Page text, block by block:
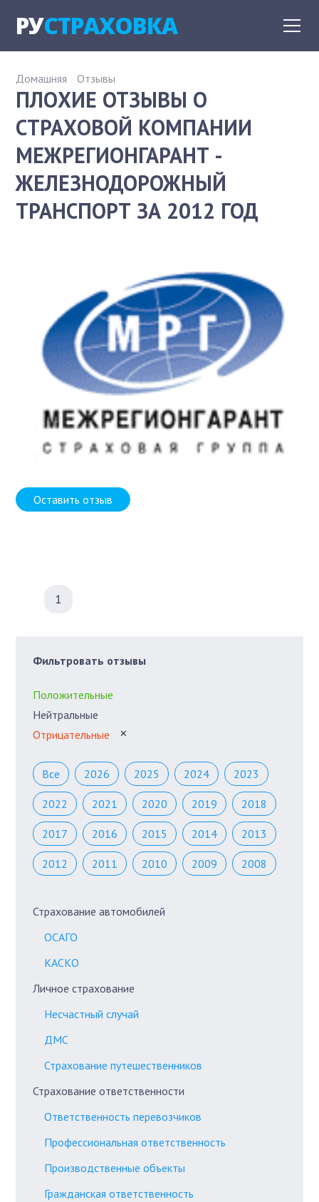
РУСТРАХОВКА
Домашняя Отзывы
ПЛОХИЕ ОТЗЫВЫ О
СТРАХОВОЙ КОМПАНИИ
МЕЖРЕГИОНГАРАНТ -
ЖЕЛЕЗНОДОРОЖНЫЙ
ТРАНСПОРТ ЗА 2012 ГОД
Оставить отзыв
1
Фильтровать отзывы
Положительные
Нейтральные
Отрицательные
✕
Все 2026 2025 2024 2023
2022 2021 2020 2019 2018
2017 2016 2015 2014 2013
2012 2011 2010 2009 2008
Страхование автомобилей
ОСАГО
КАСКО
Личное страхование
Несчастный случай
ДМС
Страхование путешественников
Страхование ответственности
Ответственность перевозчиков
Профессиональная ответственность
Производственные объекты
Гражданская ответственность